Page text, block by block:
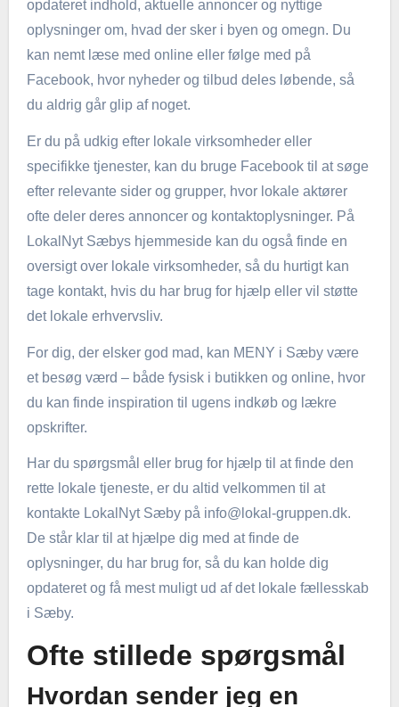
opdateret indhold, aktuelle annoncer og nyttige
oplysninger om, hvad der sker i byen og omegn. Du
kan nemt læse med online eller følge med på
Facebook, hvor nyheder og tilbud deles løbende, så
du aldrig går glip af noget.
Er du på udkig efter lokale virksomheder eller
specifikke tjenester, kan du bruge Facebook til at søge
efter relevante sider og grupper, hvor lokale aktører
ofte deler deres annoncer og kontaktoplysninger. På
LokalNyt Sæbys hjemmeside kan du også finde en
oversigt over lokale virksomheder, så du hurtigt kan
tage kontakt, hvis du har brug for hjælp eller vil støtte
det lokale erhvervsliv.
For dig, der elsker god mad, kan MENY i Sæby være
et besøg værd – både fysisk i butikken og online, hvor
du kan finde inspiration til ugens indkøb og lækre
opskrifter.
Har du spørgsmål eller brug for hjælp til at finde den
rette lokale tjeneste, er du altid velkommen til at
kontakte LokalNyt Sæby på info@lokal-gruppen.dk.
De står klar til at hjælpe dig med at finde de
oplysninger, du har brug for, så du kan holde dig
opdateret og få mest muligt ud af det lokale fællesskab
i Sæby.
Ofte stillede spørgsmål
Hvordan sender jeg en